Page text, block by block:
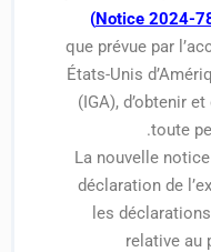
(Notice
que prévue
États-Unis
(IGA),
La
les